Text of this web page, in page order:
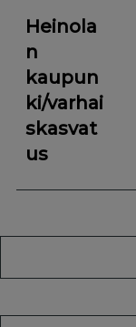
Heinola
n
kaupun
ki/varhai
skasvat
us